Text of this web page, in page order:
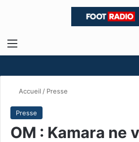
Menu
Accueil / Presse
Presse
OM : Kamara ne